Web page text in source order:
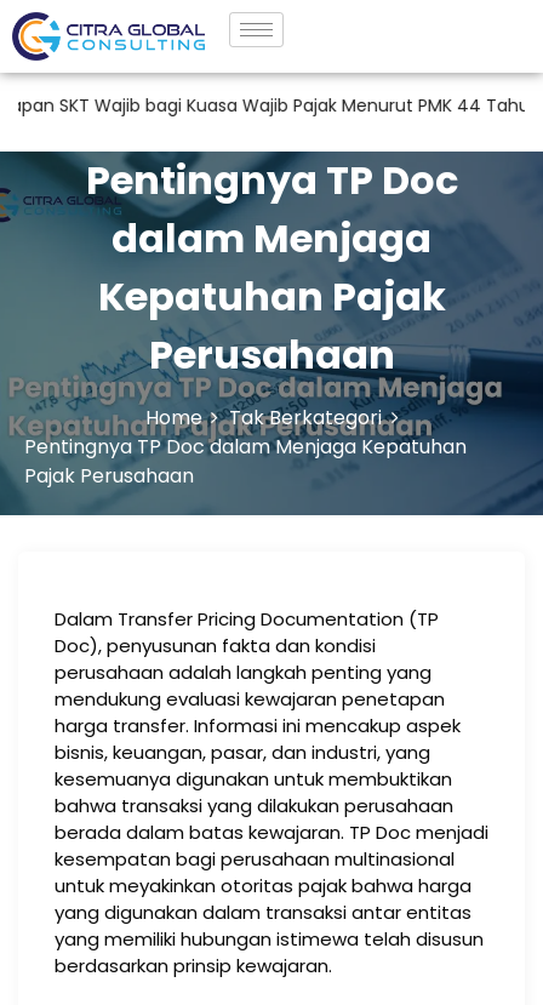
Wajib bagi Kuasa Wajib Pajak Menurut PMK 44 Tahun 2026
Pentingnya TP Doc
dalam Menjaga
Kepatuhan Pajak
Perusahaan
Home
Tak Berkategori
Pentingnya TP Doc dalam Menjaga Kepatuhan
Pajak Perusahaan
Dalam Transfer Pricing Documentation (TP
Doc), penyusunan fakta dan kondisi
perusahaan adalah langkah penting yang
mendukung evaluasi kewajaran penetapan
harga transfer. Informasi ini mencakup aspek
bisnis, keuangan, pasar, dan industri, yang
kesemuanya digunakan untuk membuktikan
bahwa transaksi yang dilakukan perusahaan
berada dalam batas kewajaran. TP Doc menjadi
kesempatan bagi perusahaan multinasional
untuk meyakinkan otoritas pajak bahwa harga
yang digunakan dalam transaksi antar entitas
yang memiliki hubungan istimewa telah disusun
berdasarkan prinsip kewajaran.